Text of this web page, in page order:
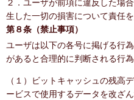
２．ユーザが前項に違反した場
生した一切の損害について責任
第８条（禁止事項）
ユーザは以下の各号に掲げる行
があると合理的に判断される行
（１）ビットキャッシュの残高
ービスで使用するデータを改ざ